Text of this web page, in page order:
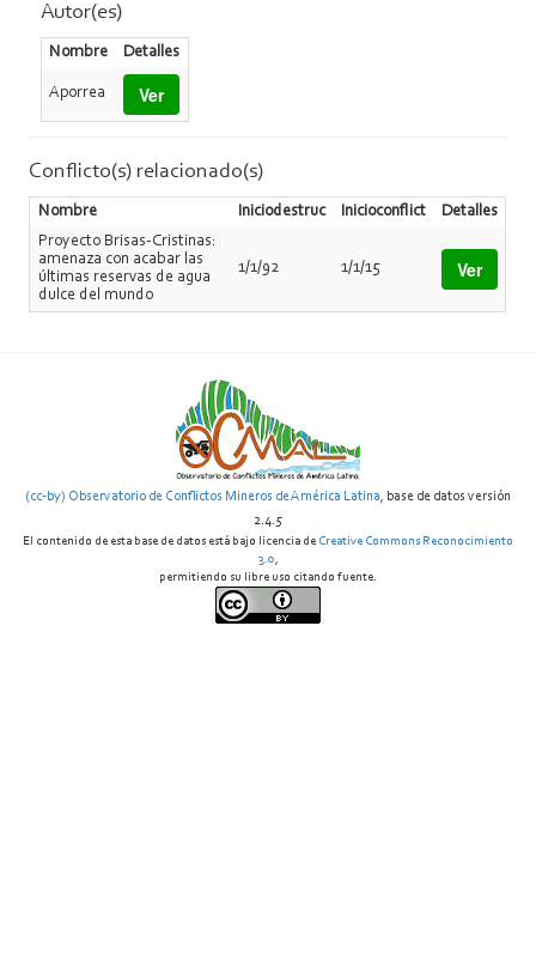
Autor(es)
Nombre Detalles
Aporrea Ver
Conflicto(s) relacionado(s)
Nombre Iniciodestruc Inicioconflict
Detalles
Proyecto Brisas-Cristinas:
amenaza con acabar las
últimas reservas de agua
dulce del mundo
1/1/92 1/1/15 Ver
(cc-by) Observatorio de Conflictos Mineros de América Latina, base de datos versión
2.4.5
El contenido de esta base de datos está bajo licencia de Creative Commons Reconocimiento
3.0,
permitiendo su libre uso citando fuente.